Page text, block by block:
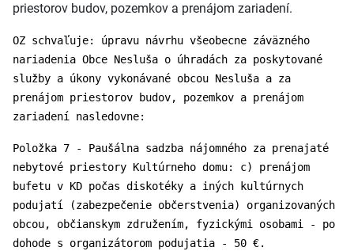
priestorov budov, pozemkov a prenájom zariadení.
OZ schvaľuje: úpravu návrhu všeobecne záväzného
nariadenia Obce Nesluša o úhradách za poskytované
služby a úkony vykonávané obcou Nesluša a za
prenájom priestorov budov, pozemkov a prenájom
zariadení nasledovne:
Položka 7 - Paušálna sadzba nájomného za prenajaté
nebytové priestory Kultúrneho domu: c) prenájom
bufetu v KD počas diskotéky a iných kultúrnych
podujatí (zabezpečenie občerstvenia) organizovaných
obcou, občianskym združením, fyzickými osobami - po
dohode s organizátorom podujatia - 50 €.